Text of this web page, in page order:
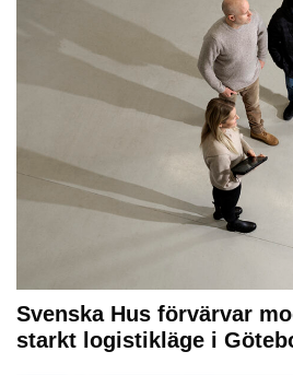
Svenska Hus förvärvar
starkt logistikläge i